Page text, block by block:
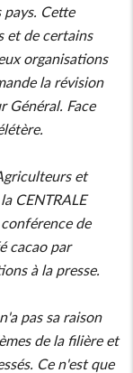
Cette
et de certains
organisations
la révision
Général. Face
et
CENTRALE
de
cacao par
à la presse.
pas sa raison
de la filière et
Ce n'est que